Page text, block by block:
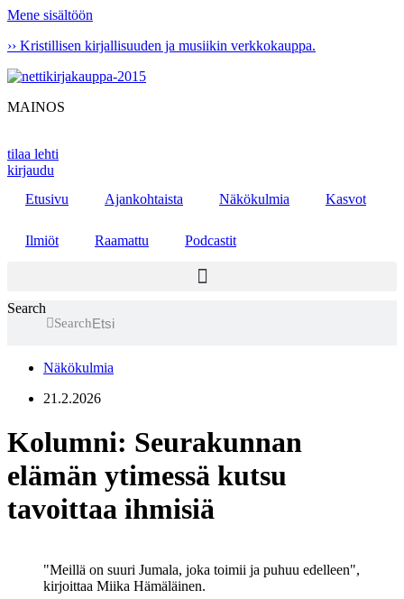
Mene sisältöön
›› Kristillisen kirjallisuuden ja musiikin verkkokauppa.
MAINOS
tilaa lehti
kirjaudu
Etusivu
Ajankohtaista Näkökulmia Kasvot
Ilmiöt Raamattu Podcastit
Search
Search
Näkökulmia
21.2.2026
Kolumni: Seurakunnan
elämän ytimessä kutsu
tavoittaa ihmisiä
"Meillä on suuri Jumala, joka toimii ja puhuu edelleen",
kirjoittaa Miika Hämäläinen.